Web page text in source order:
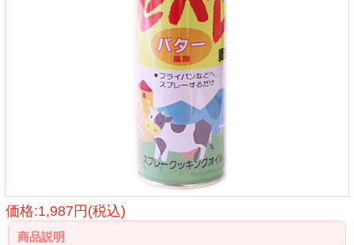
価格:1,987円(税込)
商品説明